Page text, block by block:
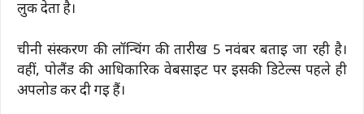
लुक देता है।
चीनी संस्करण की लॉन्चिंग की तारीख 5 नवंबर बताई जा रही है।
वहीं, पोलैंड की आधिकारिक वेबसाइट पर इसकी डिटेल्स पहले ही
अपलोड कर दी गई हैं।